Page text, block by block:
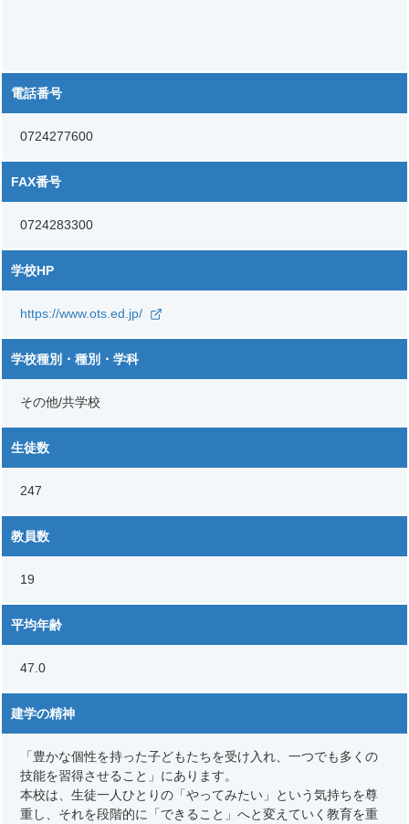
電話番号
0724277600
FAX番号
0724283300
学校HP
https://www.ots.ed.jp/
学校種別・種別・学科
その他/共学校
生徒数
247
教員数
19
平均年齢
47.0
建学の精神
「豊かな個性を持った子どもたちを受け入れ、一つでも多くの
技能を習得させること」にあります。
本校は、生徒一人ひとりの「やってみたい」という気持ちを尊
重し、それを段階的に「できること」へと変えていく教育を重